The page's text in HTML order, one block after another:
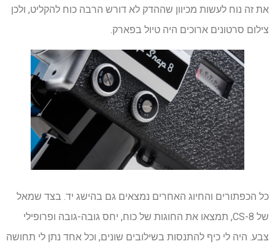
את זה נוח לעשות מכיוון שההדק לא דורש הרבה כוח להקליט, ולכן
צילום סרטונים ארוכים היה טיול בפארק.
כל הכפתורים והחיוג האחרים נמצאים גם בהישג יד. בצד שמאל
של CS-8, תמצאו את החוגות של כוח, יחס גובה-גובה ופרופילי
צבע. היה לי כיף להתנסות בשילובים שונים, וכל אחד נתן לי תחושה